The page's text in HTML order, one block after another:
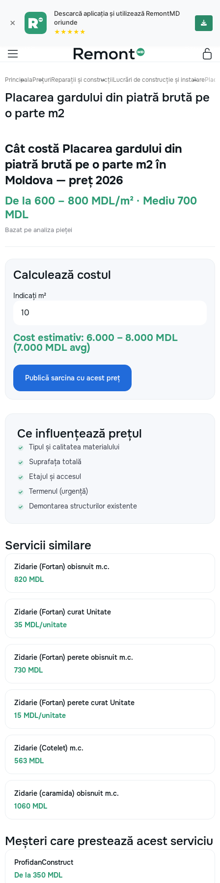
×
Descarcă aplicația și utilizează RemontMD
oriunde
★★★★★
PrincipalaPrețuriReparații și construcțiiLucrări de construcție și instalare
Placarea gardului din piatră brută pe
o parte m2
Cât costă Placarea gardului din
piatră brută pe o parte m2 în
Moldova — preț 2026
De la 600 – 800 MDL/m² · Mediu 700
MDL
Bazat pe analiza pieței
Calculează costul
Indicați m²
Cost estimativ: 6.000 – 8.000 MDL
(7.000 MDL avg)
Publică sarcina cu acest preț
Ce influențează prețul
Tipul și calitatea materialului
Suprafața totală
Etajul și accesul
Termenul (urgență)
Demontarea structurilor existente
Servicii similare
Zidarie (Fortan) obisnuit m.c.
820 MDL
Zidarie (Fortan) curat Unitate
35 MDL/unitate
Zidarie (Fortan) perete obisnuit m.c.
730 MDL
Zidarie (Fortan) perete curat Unitate
15 MDL/unitate
Zidarie (Cotelet) m.c.
563 MDL
Zidarie (caramida) obisnuit m.c.
1060 MDL
Meșteri care prestează acest serviciu
ProfidanConstruct
De la 350 MDL